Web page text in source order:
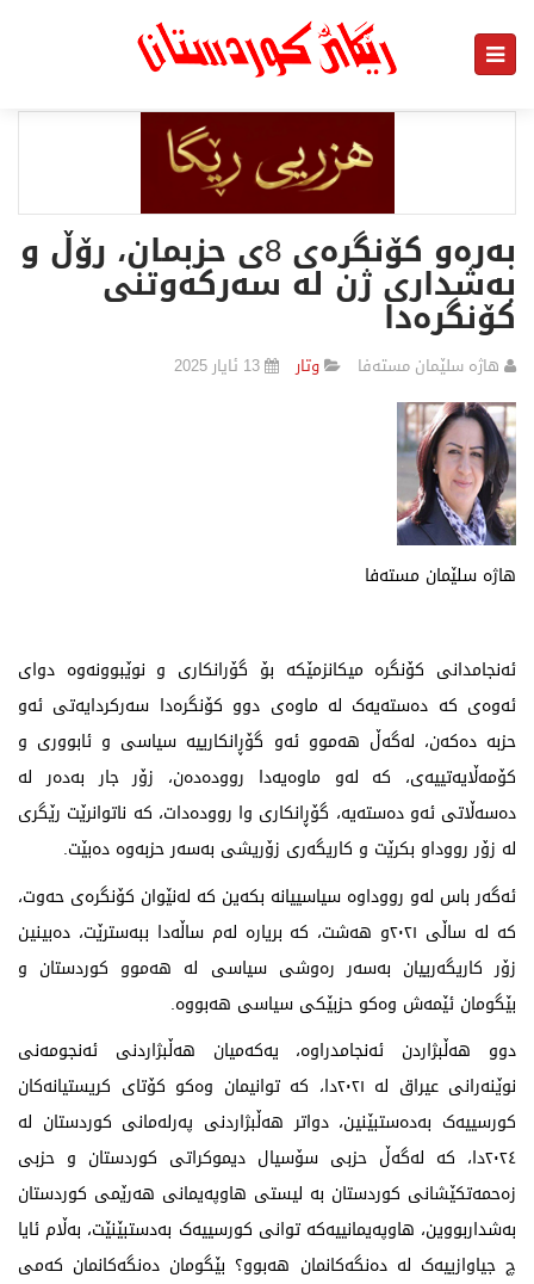
بەرەو کۆنگرەی 8ی حزبمان، رۆڵ و
بەشداری ژن لە سەرکەوتنی
کۆنگرەدا
هاژە سلێمان مستەفا وتار 13 ئایار 2025
هاژە سلێمان مستەفا
ئەنجامدانی کۆنگرە میکانزمێکە بۆ گۆرانکاری و نوێبوونەوە دوای
ئەوەی کە دەستەیەک لە ماوەی دوو کۆنگرەدا سەرکردایەتی ئەو
حزبە دەکەن، لەگەڵ هەموو ئەو گۆڕانکارییە سیاسی و ئابووری و
کۆمەڵایەتییەی، کە لەو ماوەیەدا روودەدەن، زۆر جار بەدەر لە
دەسەڵاتی ئەو دەستەیە، گۆڕانکاری وا روودەدات، کە ناتوانرێت رێگری
لە زۆر رووداو بکرێت و کاریگەری زۆریشی بەسەر حزبەوە دەبێت.
ئەگەر باس لەو رووداوە سیاسییانە بکەین کە لەنێوان کۆنگرەی حەوت،
کە لە ساڵی ٢٠٢١و هەشت، کە بریارە لەم ساڵەدا ببەسترێت، دەبینین
زۆر کاریگەرییان بەسەر رەوشی سیاسی لە هەموو کوردستان و
بێگومان ئێمەش وەکو حزبێکی سیاسی هەبووە.
دوو هەڵبژاردن ئەنجامدراوە، یەکەمیان هەڵبژاردنی ئەنجومەنی
نوێنەرانی عیراق لە ٢٠٢١دا، کە توانیمان وەکو کۆتای کریستیانەکان
کورسییەک بەدەستبێنین، دواتر هەڵبژاردنی پەرلەمانی کوردستان لە
٢٠٢٤دا، کە لەگەڵ حزبی سۆسیال دیموکراتی کوردستان و حزبی
زەحمەتکێشانی کوردستان بە لیستی هاوپەیمانی هەرێمی کوردستان
بەشداربووین، هاوپەیمانییەکە توانی کورسییەک بەدستبێنێت، بەڵام ئایا
چ جیاوازییەک لە دەنگەکانمان هەبوو؟ بێگومان دەنگەکانمان کەمی